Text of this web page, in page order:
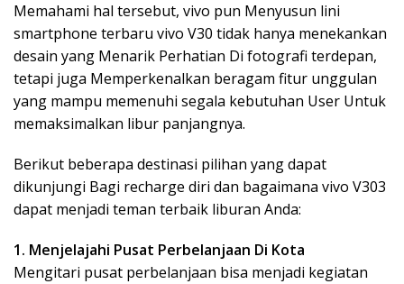
Memahami hal tersebut, vivo pun Menyusun lini
smartphone terbaru vivo V30 tidak hanya menekankan
desain yang Menarik Perhatian Di fotografi terdepan,
tetapi juga Memperkenalkan beragam fitur unggulan
yang mampu memenuhi segala kebutuhan User Untuk
memaksimalkan libur panjangnya.
Berikut beberapa destinasi pilihan yang dapat
dikunjungi Bagi recharge diri dan bagaimana vivo V303
dapat menjadi teman terbaik liburan Anda:
1. Menjelajahi Pusat Perbelanjaan Di Kota
Mengitari pusat perbelanjaan bisa menjadi kegiatan